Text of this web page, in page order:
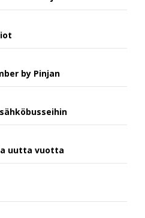
by Pinjan
uutta vuotta